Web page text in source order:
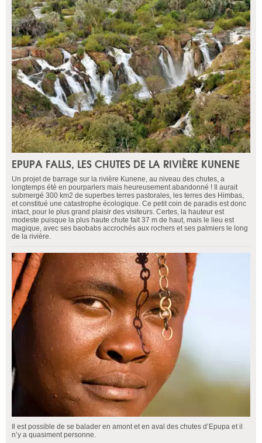
EPUPA FALLS, LES CHUTES DE LA RIVIÈRE KUNENE
Un projet de barrage sur la rivière Kunene, au niveau des chutes, a
longtemps été en pourparlers mais heureusement abandonné ! Il aurait
submergé 300 km2 de superbes terres pastorales, les terres des Himbas,
et constitué une catastrophe écologique. Ce petit coin de paradis est donc
intact, pour le plus grand plaisir des visiteurs. Certes, la hauteur est
modeste puisque la plus haute chute fait 37 m de haut, mais le lieu est
magique, avec ses baobabs accrochés aux rochers et ses palmiers le long
de la rivière.
Il est possible de se balader en amont et en aval des chutes d’Epupa et il
n’y a quasiment personne.